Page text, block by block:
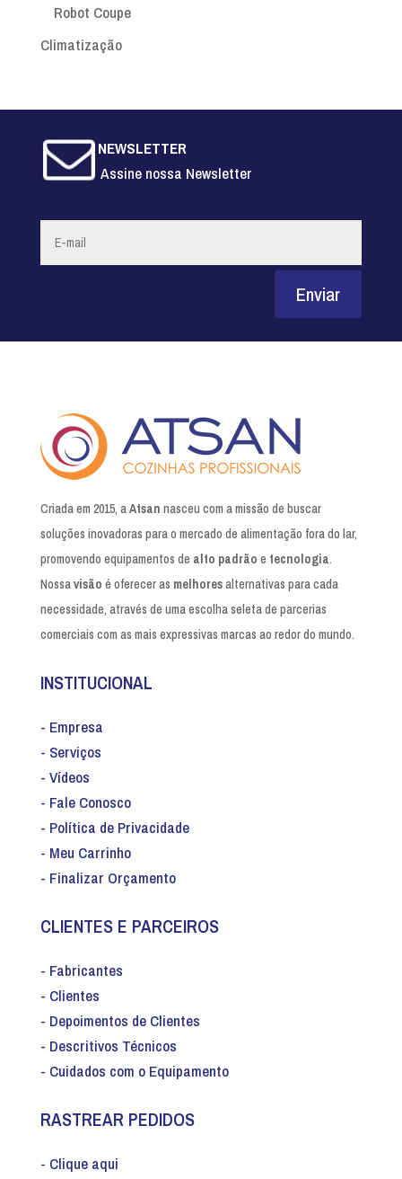
Robot Coupe
Climatização
NEWSLETTER
Assine nossa Newsletter
Enviar
Criada em 2015, aAtsan nasceu com a missão de buscar
soluções inovadoras para o mercado de alimentação fora do lar,
promovendo equipamentos de alto padrão e tecnologia.
Nossavisão é oferecer as melhoresalternativas para cada
necessidade, através de uma escolha seleta de parcerias
comerciais com as mais expressivas marcas ao redor do mundo.
INSTITUCIONAL
- Empresa
- Serviços
- Vídeos
- Fale Conosco
- Política de Privacidade
- Meu Carrinho
- Finalizar Orçamento
CLIENTES E PARCEIROS
- Fabricantes
- Clientes
- Depoimentos de Clientes
- Descritivos Técnicos
- Cuidados com o Equipamento
RASTREAR PEDIDOS
- Clique aqui